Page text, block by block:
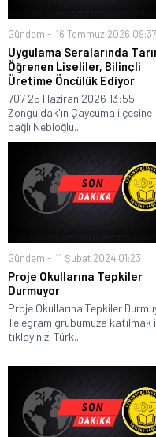
Gündem 16 Temmuz 2026 09:37
Uygulama Seralarında
Öğrenen Liseliler, Bilinçli
Üretime Öncülük Ediyor
707 25 Haziran 2026 13:55
Zonguldak'ın Çaycuma ilçesine
bağlı Nebioğlu...
Gündem 11 Şubat 2024 01:23
Proje Okullarına Tepkiler
Durmuyor
Proje Okullarına Tepkiler
Telegram grubumuza katılmak
tıklayınız. Türk...